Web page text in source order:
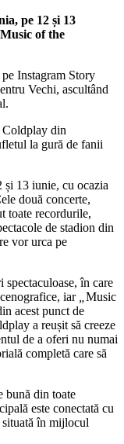
pe 12 și 13
Music of the
Instagram Story
Vechi, ascultând
Coldplay din
la gură de fanii
13 iunie, cu ocazia
două concerte,
toate recordurile,
de stadion din
vor urca pe
în care
iar
Music
acest punct de
a reușit să creeze
de a oferi nu numai
completă care să
bună din toate
este conectată cu
situată în mijlocul